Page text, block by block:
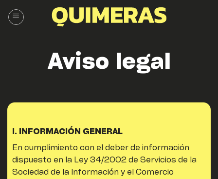
Aviso legal
I. INFORMACIÓN GENERAL
En cumplimiento con el deber de información
dispuesto en la Ley 34/2002 de Servicios de la
Sociedad de la Información y el Comercio